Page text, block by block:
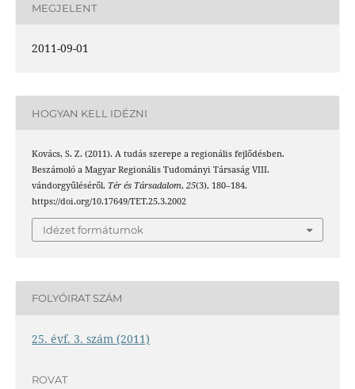
MEGJELENT
2011-09-01
HOGYAN KELL IDÉZNI
Kovács, S. Z. (2011). A tudás szerepe a regionális fejlődésben.
Beszámoló a Magyar Regionális Tudományi Társaság VIII.
vándorgyűléséről. Tér és Társadalom, 25(3), 180–184.
https://doi.org/10.17649/TET.25.3.2002
Idézet formátumok
FOLYÓIRAT SZÁM
25. évf. 3. szám (2011)
ROVAT